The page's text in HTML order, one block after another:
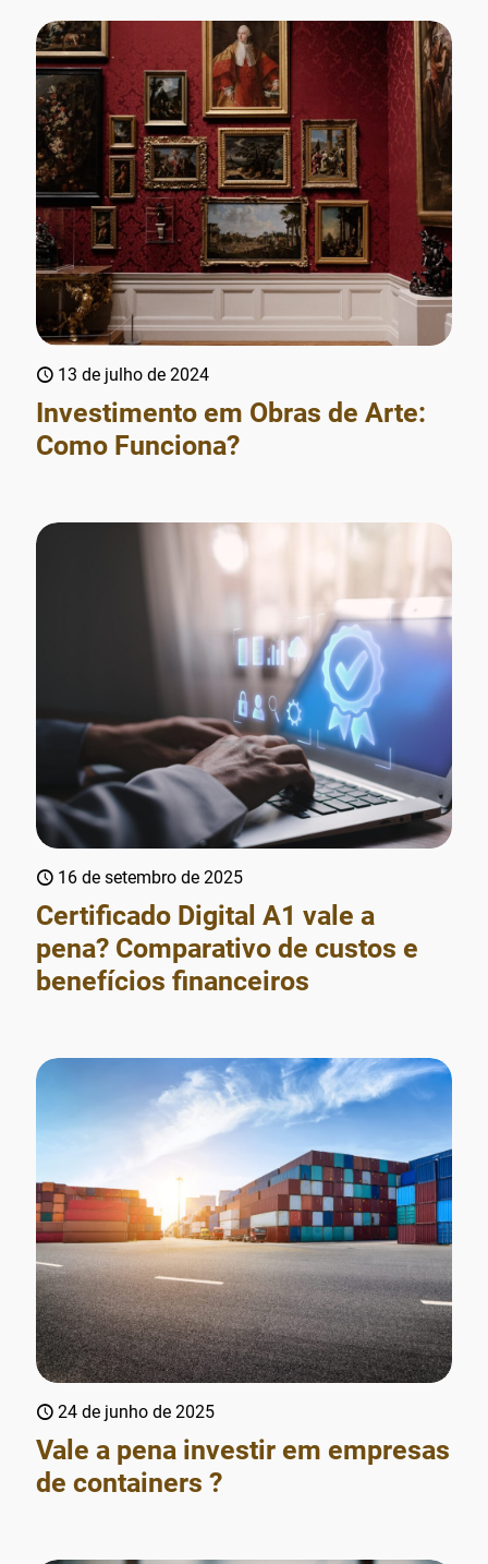
13 de julho de 2024
Investimento em Obras de Arte:
Como Funciona?
16 de setembro de 2025
Certificado Digital A1 vale a
pena? Comparativo de custos e
benefícios financeiros
24 de junho de 2025
Vale a pena investir em empresas
de containers ?